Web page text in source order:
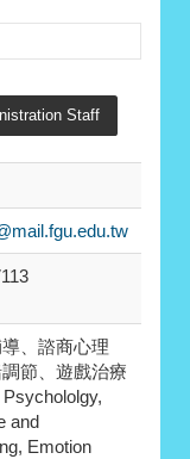
Staff
、諮商心理
節、遊戲治療
and
Emotion